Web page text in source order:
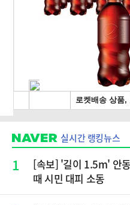
실시간 랭킹뉴스
1
[속보] '길이 1.5m' 안
때 시민 대피 소동